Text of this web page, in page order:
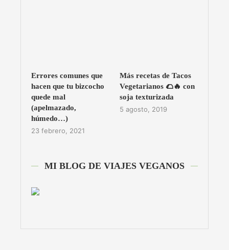
Errores comunes que
hacen que tu bizcocho
quede mal
(apelmazado,
húmedo…)
23 febrero, 2021
Más recetas de Tacos
Vegetarianos 🌮🔥 con
soja texturizada
5 agosto, 2019
MI BLOG DE VIAJES VEGANOS